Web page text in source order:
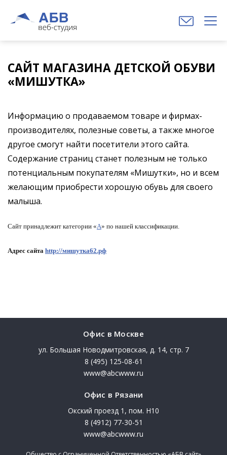
САЙТ МАГАЗИНА ДЕТСКОЙ ОБУВИ
«МИШУТКА»
Информацию о продаваемом товаре и фирмах-
производителях, полезные советы, а также многое
другое смогут найти посетители этого сайта.
Содержание страниц станет полезным не только
потенциальным покупателям «Мишутки», но и всем
желающим приобрести хорошую обувь для своего
малыша.
Сайт принадлежит категории «А» по нашей классификации.
Адрес сайта http://мишутка62.рф
Офис в Москве
ул. Большая Новодмитровская, д. 14, стр. 7
8 (495) 125-08-61
www@abcwww.ru
Офис в Рязани
Окский проезд 1, пом. Н10
8 (4912) 77-30-51
www@abcwww.ru